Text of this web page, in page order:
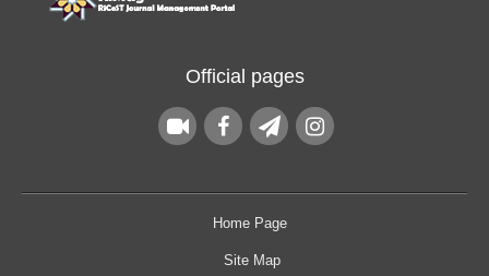
Official pages
Home Page
Site Map